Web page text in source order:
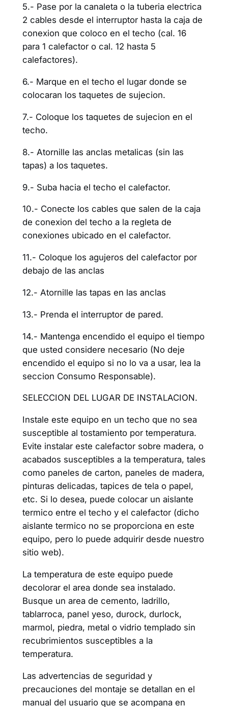
5.- Pase por la canaleta o la tuberia electrica
2 cables desde el interruptor hasta la caja de
conexion que coloco en el techo (cal. 16
para 1 calefactor o cal. 12 hasta 5
calefactores).
6.- Marque en el techo el lugar donde se
colocaran los taquetes de sujecion.
7.- Coloque los taquetes de sujecion en el
techo.
8.- Atornille las anclas metalicas (sin las
tapas) a los taquetes.
9.- Suba hacia el techo el calefactor.
10.- Conecte los cables que salen de la caja
de conexion del techo a la regleta de
conexiones ubicado en el calefactor.
11.- Coloque los agujeros del calefactor por
debajo de las anclas
12.- Atornille las tapas en las anclas
13.- Prenda el interruptor de pared.
14.- Mantenga encendido el equipo el tiempo
que usted considere necesario (No deje
encendido el equipo si no lo va a usar, lea la
seccion Consumo Responsable).
SELECCION DEL LUGAR DE INSTALACION.
Instale este equipo en un techo que no sea
susceptible al tostamiento por temperatura.
Evite instalar este calefactor sobre madera, o
acabados susceptibles a la temperatura, tales
como paneles de carton, paneles de madera,
pinturas delicadas, tapices de tela o papel,
etc. Si lo desea, puede colocar un aislante
termico entre el techo y el calefactor (dicho
aislante termico no se proporciona en este
equipo, pero lo puede adquirir desde nuestro
sitio web).
La temperatura de este equipo puede
decolorar el area donde sea instalado.
Busque un area de cemento, ladrillo,
tablarroca, panel yeso, durock, durlock,
marmol, piedra, metal o vidrio templado sin
recubrimientos susceptibles a la
temperatura.
Las advertencias de seguridad y
precauciones del montaje se detallan en el
manual del usuario que se acompana en